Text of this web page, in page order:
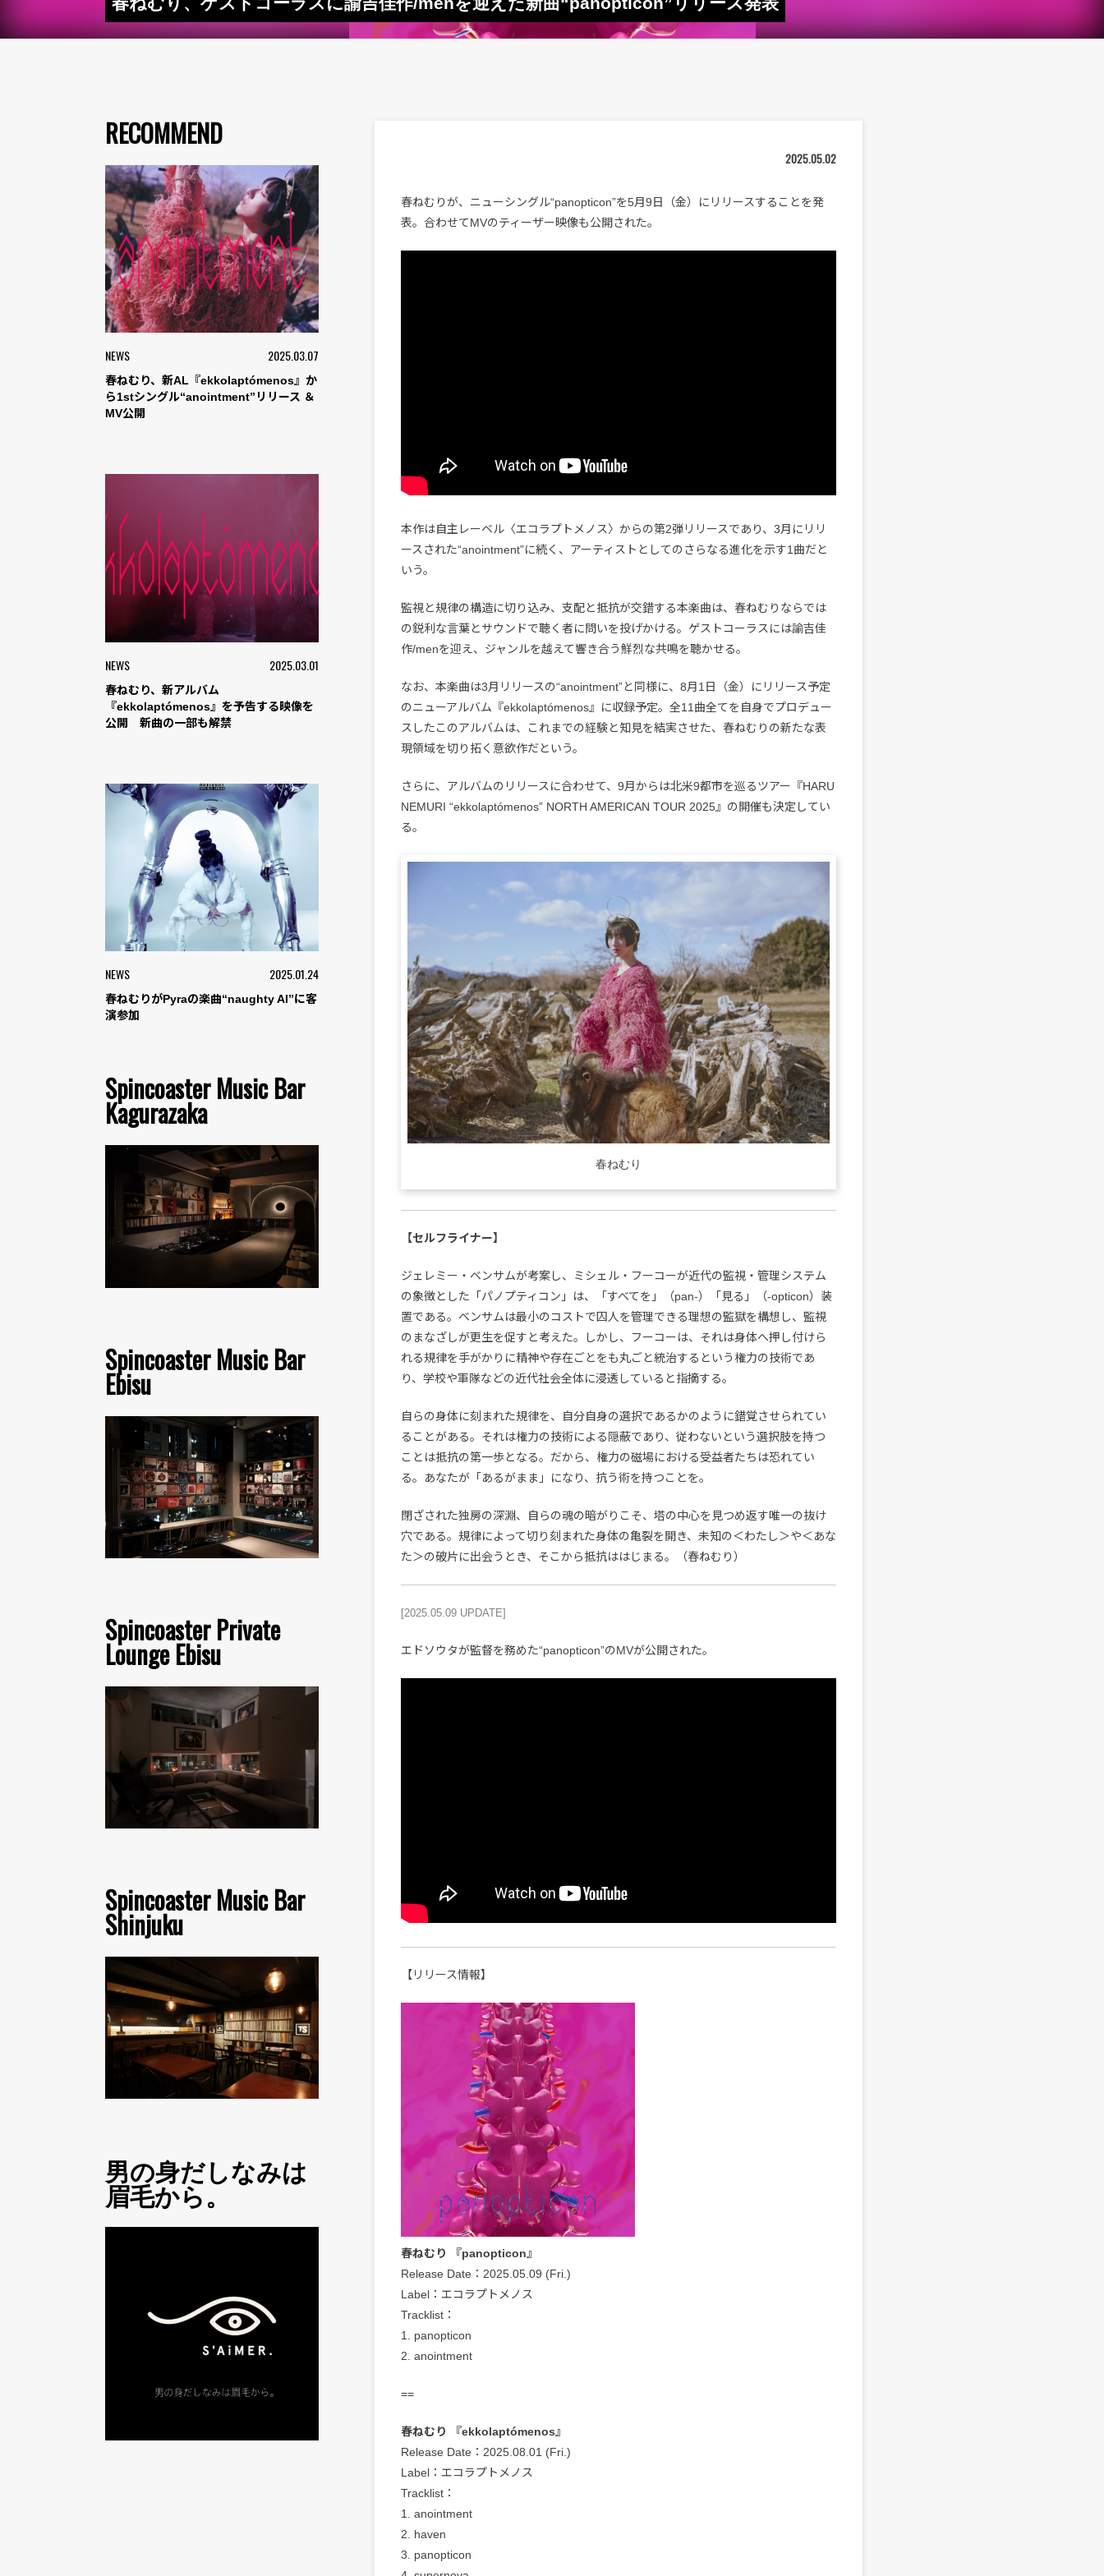
RECOMMEND
NEWS 2025.03.07
春ねむり、新AL『ekkolaptómenos』か
ら1stシングル“anointment”リリース ＆
MV公開
NEWS 2025.03.01
春ねむり、新アルバム
『ekkolaptómenos』を予告する映像を
公開 新曲の一部も解禁
NEWS 2025.01.24
春ねむりがPyraの楽曲“naughty AI”に客
演参加
Spincoaster Music Bar
Kagurazaka
Spincoaster Music Bar
Ebisu
Spincoaster Private
Lounge Ebisu
Spincoaster Music Bar
Shinjuku
男の身だしなみは
眉毛から。
2025.05.02
春ねむりが、ニューシングル“panopticon”を5月9日（金）にリリースすることを発
表。合わせてMVのティーザー映像も公開された。
本作は自主レーベル〈エコラプトメノス〉からの第2弾リリースであり、3月にリリ
ースされた“anointment”に続く、アーティストとしてのさらなる進化を示す1曲だと
いう。
監視と規律の構造に切り込み、支配と抵抗が交錯する本楽曲は、春ねむりならでは
の鋭利な言葉とサウンドで聴く者に問いを投げかける。ゲストコーラスには諭吉佳
作/menを迎え、ジャンルを越えて響き合う鮮烈な共鳴を聴かせる。
なお、本楽曲は3月リリースの“anointment”と同様に、8月1日（金）にリリース予定
のニューアルバム『ekkolaptómenos』に収録予定。全11曲全てを自身でプロデュー
スしたこのアルバムは、これまでの経験と知見を結実させた、春ねむりの新たな表
現領域を切り拓く意欲作だという。
さらに、アルバムのリリースに合わせて、9月からは北米9都市を巡るツアー『HARU
NEMURI “ekkolaptómenos” NORTH AMERICAN TOUR 2025』の開催も決定してい
る。
春ねむり
【セルフライナー】
ジェレミー・ベンサムが考案し、ミシェル・フーコーが近代の監視・管理システム
の象徴とした「パノプティコン」は、「すべてを」（pan-）「見る」（-opticon）装
置である。ベンサムは最小のコストで囚人を管理できる理想の監獄を構想し、監視
のまなざしが更生を促すと考えた。しかし、フーコーは、それは身体へ押し付けら
れる規律を手がかりに精神や存在ごとをも丸ごと統治するという権力の技術であ
り、学校や軍隊などの近代社会全体に浸透していると指摘する。
自らの身体に刻まれた規律を、自分自身の選択であるかのように錯覚させられてい
ることがある。それは権力の技術による隠蔽であり、従わないという選択肢を持つ
ことは抵抗の第一歩となる。だから、権力の磁場における受益者たちは恐れてい
る。あなたが「あるがまま」になり、抗う術を持つことを。
閉ざされた独房の深淵、自らの魂の暗がりこそ、塔の中心を見つめ返す唯一の抜け
穴である。規律によって切り刻まれた身体の亀裂を開き、未知の＜わたし＞や＜あな
た＞の破片に出会うとき、そこから抵抗ははじまる。（春ねむり）
[2025.05.09 UPDATE]
エドソウタが監督を務めた“panopticon”のMVが公開された。
【リリース情報】
春ねむり 『panopticon』
Release Date：2025.05.09 (Fri.)
Label：エコラプトメノス
Tracklist：
1. panopticon
2. anointment
==
春ねむり 『ekkolaptómenos』
Release Date：2025.08.01 (Fri.)
Label：エコラプトメノス
Tracklist：
1. anointment
2. haven
3. panopticon